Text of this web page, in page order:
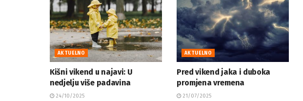
AKTUELNO
Kišni vikend u najavi: U
nedjelju više padavina
24/10/2025
AKTUELNO
Pred vikend jaka i duboka
promjena vremena
21/07/2025